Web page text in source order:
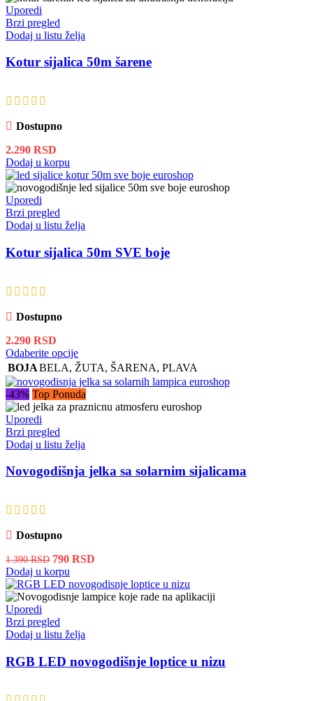
Uporedi
Brzi pregled
Dodaj u listu želja
Kotur sijalica 50m šarene
Dostupno
2.290 RSD
Dodaj u korpu
Uporedi
Brzi pregled
Dodaj u listu želja
Kotur sijalica 50m SVE boje
Dostupno
2.290 RSD
Odaberite opcijeOvaj
proizvod
ima
više
varijanti.
biti
izabrane
stranici
BOJABELA, ŽUTA, ŠARENA, PLAVA
-43% Top Ponuda
Uporedi
Brzi pregled
Dodaj u listu želja
Novogodišnja jelka sa solarnim sijalicama
Dostupno
1.390RSD Originalna
cena
je
bila:
790 RSD
je:
790 RSD.
Dodaj u korpu
Uporedi
Brzi pregled
Dodaj u listu želja
RGB LED novogodišnje loptice u nizu